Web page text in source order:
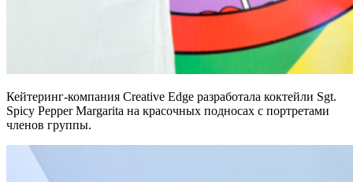
Кейтеринг-компания Creative Edge разработала коктейли Sgt.
Spicy Pepper Margarita на красочных подносах с портретами
членов группы.